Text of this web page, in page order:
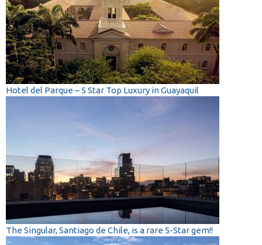
Hotel del Parque – 5 Star Top Luxury in Guayaquil
The Singular, Santiago de Chile, is a rare 5-Star gem!!